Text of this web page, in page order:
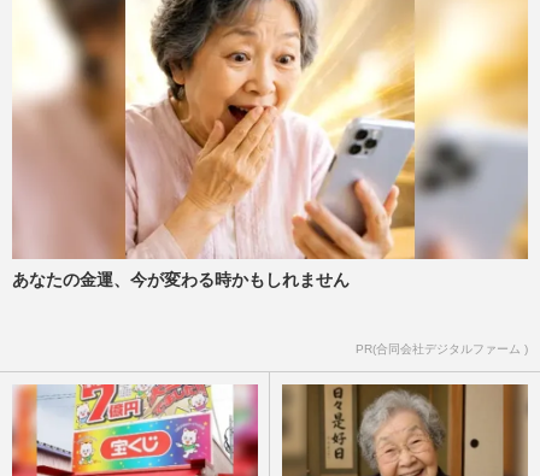
あなたの金運、今が変わる時かもしれません
PR(合同会社デジタルファーム )